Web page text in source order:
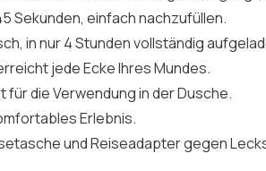
Sekunden, einfach nachzufüllen.
in nur 4 Stunden vollständig
jede Ecke Ihres Mundes.
für die Verwendung in der Dusche.
Erlebnis.
und Reiseadapter gegen